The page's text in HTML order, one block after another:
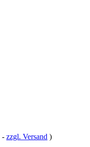
- zzgl. Versand )